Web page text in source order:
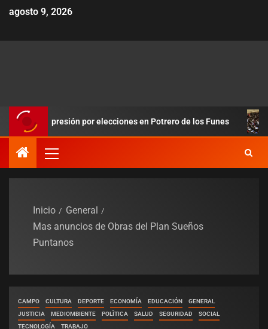
agosto 9, 2026
la presión por elecciones en Potrero de los Funes Duro
Inicio
General
Mas anuncios de Obras del Plan Sueños
Puntanos
CAMPO CULTURA DEPORTE ECONOMÍA EDUCACIÓN
GENERAL
JUSTICIA
MEDIOMBIENTE POLÌTICA SALUD SEGURIDAD
SOCIAL
TECNOLOGÍA
TRABAJO